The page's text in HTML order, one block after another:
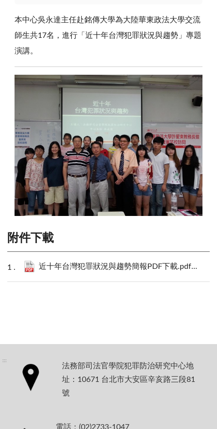
本中心吳永達主任赴銘傳大學為大陸華東政法大學交流
師生共17名，進行「近十年台灣犯罪狀況與趨勢」專題
演講。
附件下載
近十年台灣犯罪狀況與趨勢簡報PDF下載.pdf 2598 KB
:::
法務部司法官學院犯罪防治研究中心地
址：10671 台北市大安區辛亥路三段81
號
電話：(02)2733-1047